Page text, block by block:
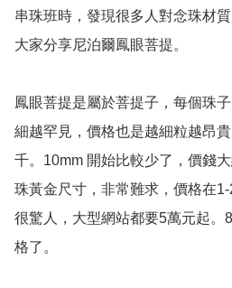
串珠班時，發現很多人對念珠材
大家分享尼泊爾鳳眼菩提。
鳳眼菩提是屬於菩提子，每個珠
細越罕見，價格也是越細粒越昂
千。10mm 開始比較少了，價錢
珠黃金尺寸，非常難求，價格在
很驚人，大型網站都要5萬元起。
格了。